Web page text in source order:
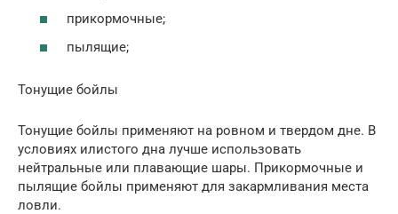
прикормочные;
пылящие;
Тонущие бойлы
Тонущие бойлы применяют на ровном и твердом дне. В
условиях илистого дна лучше использовать
нейтральные или плавающие шары. Прикормочные и
пылящие бойлы применяют для закармливания места
ловли.